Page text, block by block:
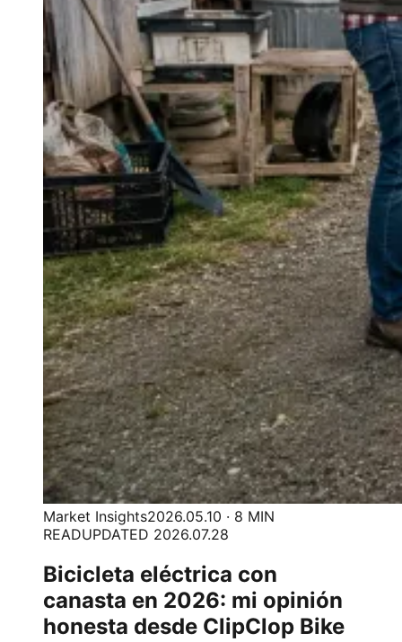
Market Insights2026.05.10 · 8 MIN
READUPDATED 2026.07.28
Bicicleta eléctrica con
canasta en 2026: mi opinión
honesta desde ClipClop Bike